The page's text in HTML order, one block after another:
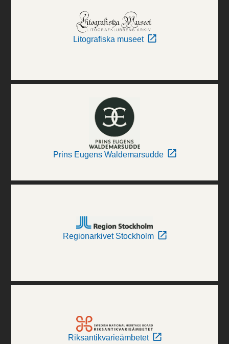
Litografiska museet
Prins Eugens Waldemarsudde
Regionarkivet Stockholm
Riksantikvarieämbetet